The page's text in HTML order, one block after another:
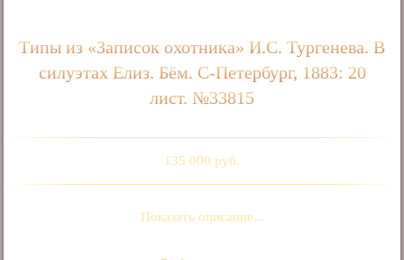
Типы из «Записок охотника» И.С. Тургенева. В
силуэтах Елиз. Бём. С-Петербург, 1883: 20
лист. №33815
135 000 руб.
Показать описание...